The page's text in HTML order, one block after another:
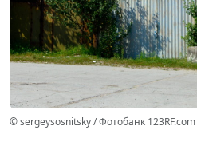
© sergeysosnitsky / Фотобанк 123RF.com